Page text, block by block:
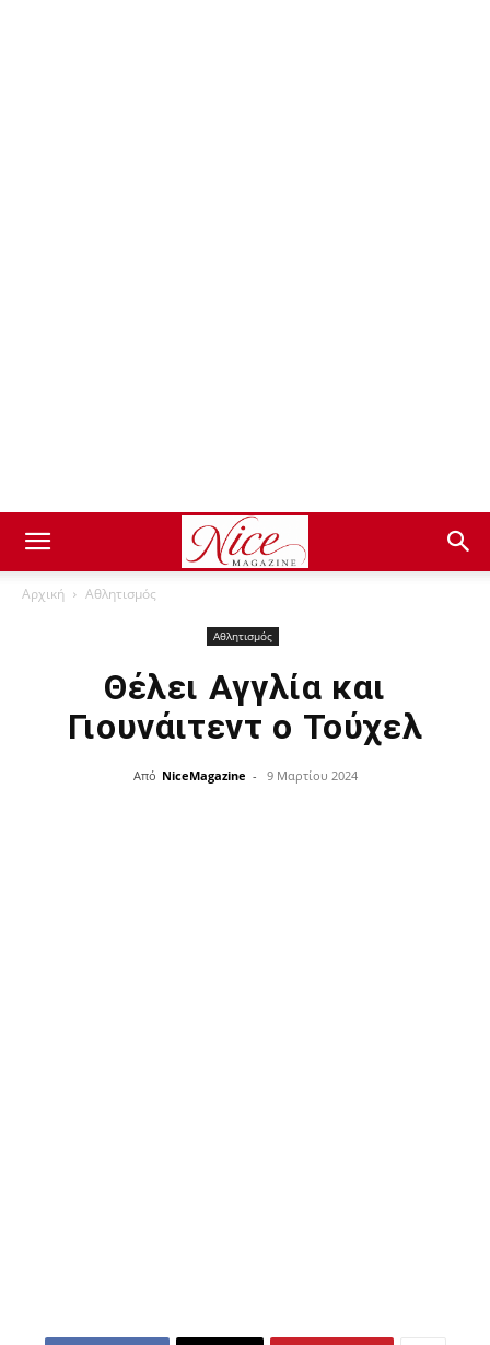
Αρχική Αθλητισμός
Αθλητισμός
Θέλει Αγγλία και
Γιουνάιτεντ ο Τούχελ
Από NiceMagazine - 9 Μαρτίου 2024